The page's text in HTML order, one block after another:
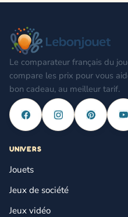
Le comparateur français du
compare les prix pour vous
bon cadeau, au meilleur tarif.
UNIVERS
Jouets
Jeux de société
Jeux vidéo